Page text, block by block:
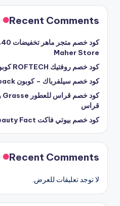
Recent Comments
Maher Store
كود خصم روفتيك ROFTECH كوبون خصم روفتيك
كود خصم سيلفرباك – كوبون Silverback
قراس
كود خصم بيوتي فاكت Beauty Fact حتى 30%
Recent Comments
لا توجد تعليقات للعرض.